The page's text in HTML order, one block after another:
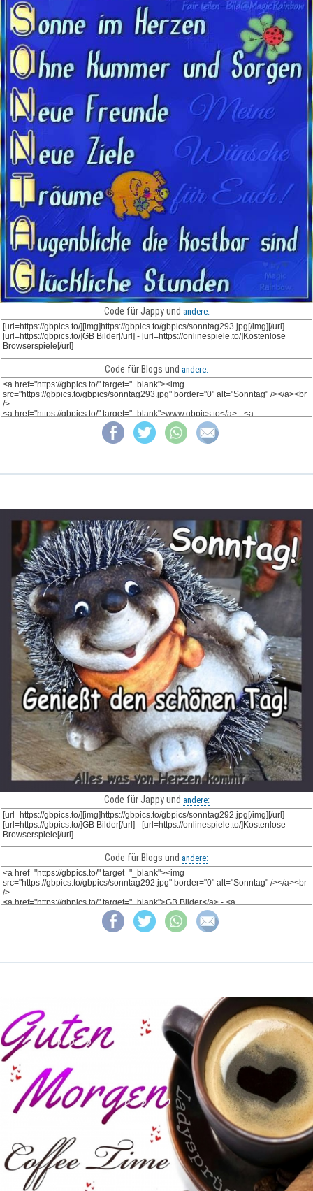
Code für Jappy und andere:
Code für Blogs und andere:
Code für Jappy und andere:
Code für Blogs und andere: